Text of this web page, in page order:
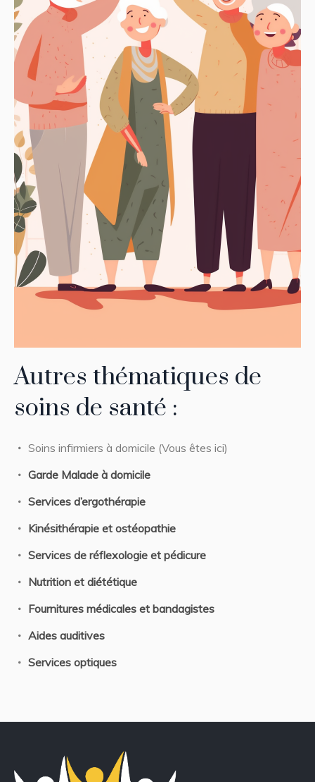
Autres thématiques de
soins de santé :
Soins infirmiers à domicile (Vous êtes ici)
Garde Malade à domicile
Services d’ergothérapie
Kinésithérapie et ostéopathie
Services de réflexologie et pédicure
Nutrition et diététique
Fournitures médicales et bandagistes
Aides auditives
Services optiques